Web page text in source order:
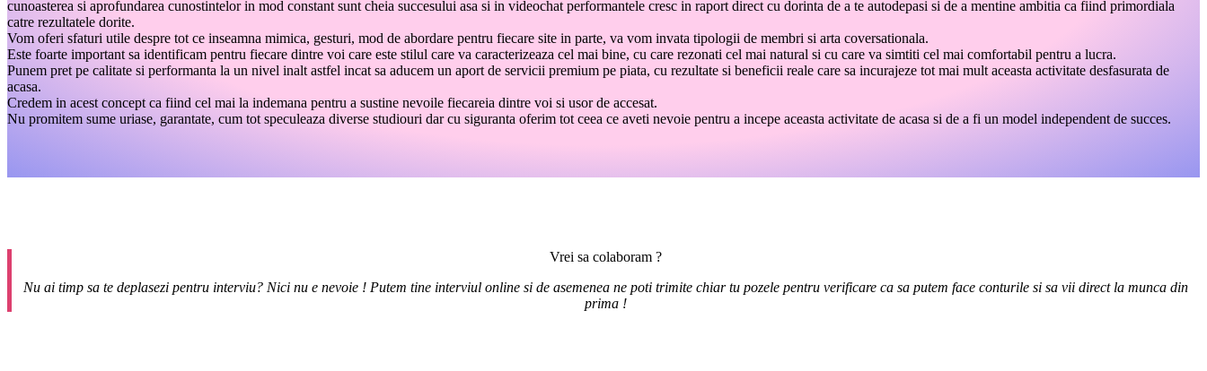
cunoasterea si aprofundarea cunostintelor in mod constant sunt cheia succesului asa si in videochat performantele cresc in raport direct cu dorinta de a te autodepasi si de a mentine ambitia ca fiind primordiala
catre rezultatele dorite.
Vom oferi sfaturi utile despre tot ce inseamna mimica, gesturi, mod de abordare pentru fiecare site in parte, va vom invata tipologii de membri si arta coversationala.
Este foarte important sa identificam pentru fiecare dintre voi care este stilul care va caracterizeaza cel mai bine, cu care rezonati cel mai natural si cu care va simtiti cel mai comfortabil pentru a lucra.
Punem pret pe calitate si performanta la un nivel inalt astfel incat sa aducem un aport de servicii premium pe piata, cu rezultate si beneficii reale care sa incurajeze tot mai mult aceasta activitate desfasurata de
acasa.
Credem in acest concept ca fiind cel mai la indemana pentru a sustine nevoile fiecareia dintre voi si usor de accesat.
Nu promitem sume uriase, garantate, cum tot speculeaza diverse studiouri dar cu siguranta oferim tot ceea ce aveti nevoie pentru a incepe aceasta activitate de acasa si de a fi un model independent de succes.
Vrei sa colaboram ?
Nu ai timp sa te deplasezi pentru interviu? Nici nu e nevoie ! Putem tine interviul online si de asemenea ne poti trimite chiar tu pozele pentru verificare ca sa putem face conturile si sa vii direct la munca din
prima !